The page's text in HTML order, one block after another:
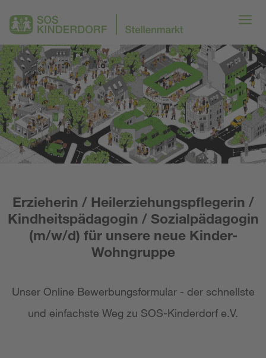
Erzieherin / Heilerziehungspflegerin /
Kindheitspädagogin / Sozialpädagogin
(m/w/d) für unsere neue Kinder-
Wohngruppe
Unser Online Bewerbungsformular - der schnellste
und einfachste Weg zu SOS-Kinderdorf e.V.